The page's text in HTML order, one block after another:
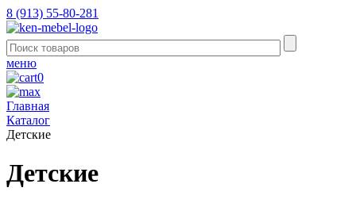
8 (913) 55-80-281
меню
0
Главная
Каталог
Детские
Детские